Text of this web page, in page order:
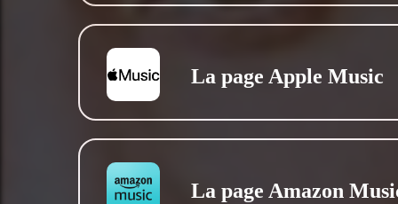
La page Apple Music
La page Amazon